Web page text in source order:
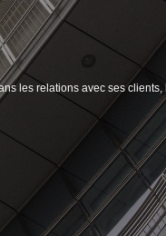
les relations avec ses clients,